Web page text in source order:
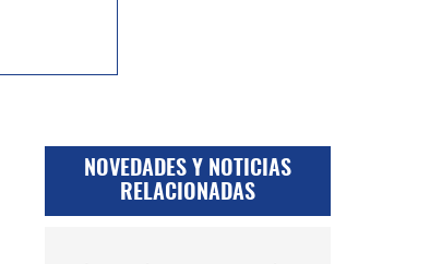
NOVEDADES Y NOTICIAS
RELACIONADAS